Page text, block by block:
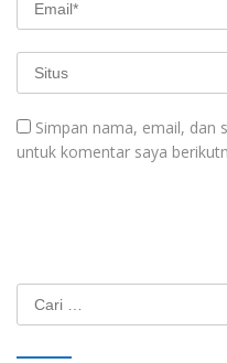
Simpan nama, email, dan
untuk komentar saya